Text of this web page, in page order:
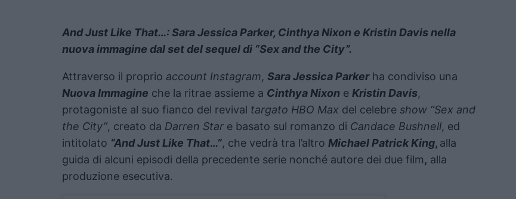
And Just Like That…: Sara Jessica Parker, Cinthya Nixon e Kristin Davis nella
nuova immagine dal set del sequel di “Sex and the City”.
Attraverso il proprio account Instagram, Sara Jessica Parkerha condiviso una
Nuova Immagine che la ritrae assieme a Cinthya Nixon e Kristin Davis,
protagoniste al suo fianco del revival targato HBO Max del celebre show “Sex and
the City”, creato da Darren Star e basato sul romanzo di Candace Bushnell, ed
intitolato “And Just Like That…”, che vedrà tra l’altro Michael Patrick King, alla
guida di alcuni episodi della precedente serie nonché autore dei due film, alla
produzione esecutiva.